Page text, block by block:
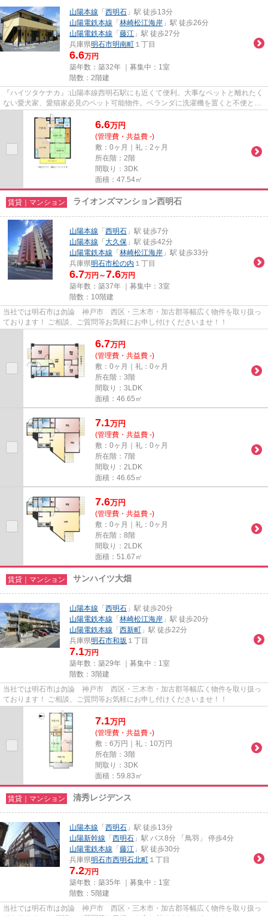
山陽本線 「 西明石 」駅 徒歩13分
山陽電鉄本線 「 林崎松江海岸 」駅 徒歩26分
山陽電鉄本線 「 藤江 」駅 徒歩27分
兵庫県明石市明南町 １丁目
6.6万円
築年数：築32年 ｜募集中： 1室
階数：2階建
『ハイツタケナカ』:山陽本線西明石駅にも近くて便利。大事なペットと離れたく
ない愛犬家、愛猫家必見のペット可能物件。ベランダに洗濯機を置くと不便とい
う方にはオススメ、洗濯機が...
6.6万円
(管理費・共益費 -)
敷：0ヶ月｜礼：2ヶ月
所在階：2階
間取り：3DK
面積：47.54㎡
賃貸｜マンション ライオンズマンション西明石
山陽本線 「 西明石 」駅 徒歩7分
山陽本線 「 大久保 」駅 徒歩42分
山陽電鉄本線 「 林崎松江海岸 」駅 徒歩33分
兵庫県明石市松の内 １丁目
6.7万円～7.6万円
築年数：築37年 ｜募集中： 3室
階数：10階建
当社では明石市は勿論 神戸市 西区・三木市・加古郡等幅広く物件を取り扱っ
ております！ ご相談、ご質問等お気軽にお申し付けくださいませ！！
6.7万円
(管理費・共益費 -)
敷：0ヶ月｜礼：0ヶ月
所在階：3階
間取り：3LDK
面積：46.65㎡
7.1万円
(管理費・共益費 -)
敷：0ヶ月｜礼：0ヶ月
所在階：7階
間取り：2LDK
面積：46.65㎡
7.6万円
(管理費・共益費 -)
敷：0ヶ月｜礼：0ヶ月
所在階：8階
間取り：2LDK
面積：51.67㎡
賃貸｜マンション サンハイツ大畑
山陽本線 「 西明石 」駅 徒歩20分
山陽電鉄本線 「 林崎松江海岸 」駅 徒歩20分
山陽電鉄本線 「 西新町 」駅 徒歩22分
兵庫県明石市和坂 １丁目
7.1万円
築年数：築29年 ｜募集中： 1室
階数：3階建
当社では明石市は勿論 神戸市 西区・三木市・加古郡等幅広く物件を取り扱っ
ております！ ご相談、ご質問等お気軽にお申し付けくださいませ！！
7.1万円
(管理費・共益費 -)
敷：6万円｜礼：10万円
所在階：3階
間取り：3DK
面積：59.83㎡
賃貸｜マンション 清秀レジデンス
山陽本線 「 西明石 」駅 徒歩13分
山陽新幹線 「 西明石 」駅 バス8分 「鳥羽」 停歩4分
山陽電鉄本線 「 藤江 」駅 徒歩30分
兵庫県明石市西明石北町 １丁目
7.2万円
築年数：築35年 ｜募集中： 1室
階数：5階建
当社では明石市は勿論 神戸市 西区・三木市・加古郡等幅広く物件を取り扱っ